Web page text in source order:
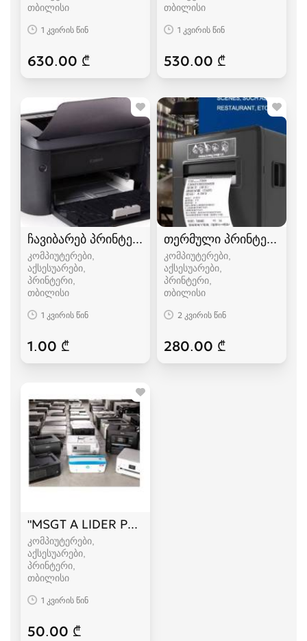
თბილისი
1 კვირის წინ
630.00 ₾
თბილისი
1 კვირის წინ
530.00 ₾
ჩავიბარებ პრინტერებს
კომპიუტერები,
აქსესუარები,
პრინტერი
თბილისი
1 კვირის წინ
1.00 ₾
თერმული პრინტერი
კომპიუტერები,
აქსესუარები,
პრინტერი
თბილისი
2 კვირის წინ
280.00 ₾
"MSGT A LIDER PRINT" ✅24/7 ✅ ჩავიბარებ პ
კომპიუტერები,
აქსესუარები,
პრინტერი
თბილისი
1 კვირის წინ
50.00 ₾